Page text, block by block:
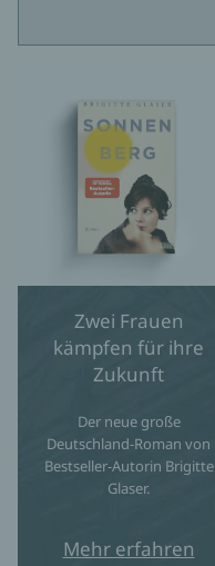
Zwei Frauen
kämpfen für ihre
Zukunft
Der neue große
Deutschland-Roman von
Bestseller-Autorin Brigitte
Glaser.
Mehr erfahren